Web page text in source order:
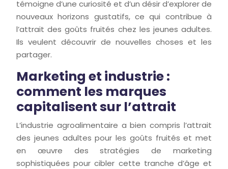
témoigne d’une curiosité et d’un désir d’explorer de
nouveaux horizons gustatifs, ce qui contribue à
l’attrait des goûts fruités chez les jeunes adultes.
Ils veulent découvrir de nouvelles choses et les
partager.
Marketing et industrie :
comment les marques
capitalisent sur l’attrait
L’industrie agroalimentaire a bien compris l’attrait
des jeunes adultes pour les goûts fruités et met
en œuvre des stratégies de marketing
sophistiquées pour cibler cette tranche d’âge et